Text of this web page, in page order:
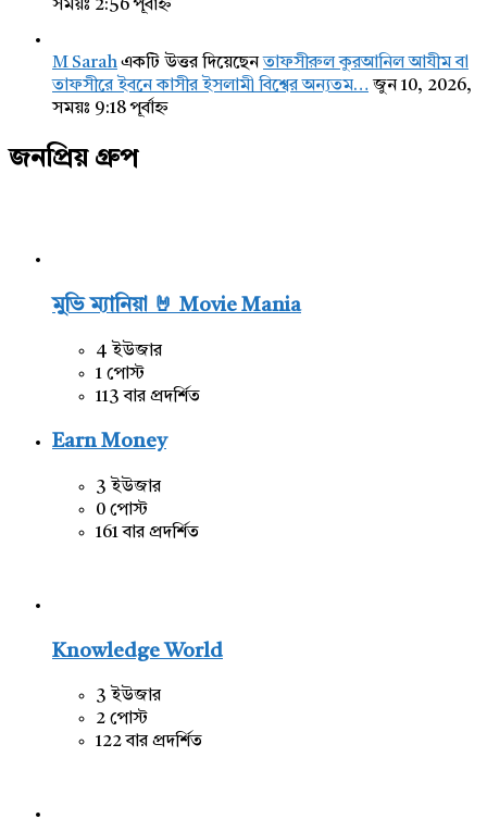
সময়ঃ 2:56 পূর্বাহ্ন
M Sarahএকটি উত্তর দিয়েছেনতাফসীরুল কুরআনিল আযীম বা
তাফসীরে ইবনে কাসীর ইসলামী বিশ্বের অন্যতম… জুন 10, 2026,
সময়ঃ 9:18 পূর্বাহ্ন
জনপ্রিয় গ্রুপ
মুভি ম্যানিয়া 🤘 Movie Mania
4 ইউজার
1 পোস্ট
113 বার প্রদর্শিত
Earn Money
3 ইউজার
0 পোস্ট
161 বার প্রদর্শিত
Knowledge World
3 ইউজার
2 পোস্ট
122 বার প্রদর্শিত